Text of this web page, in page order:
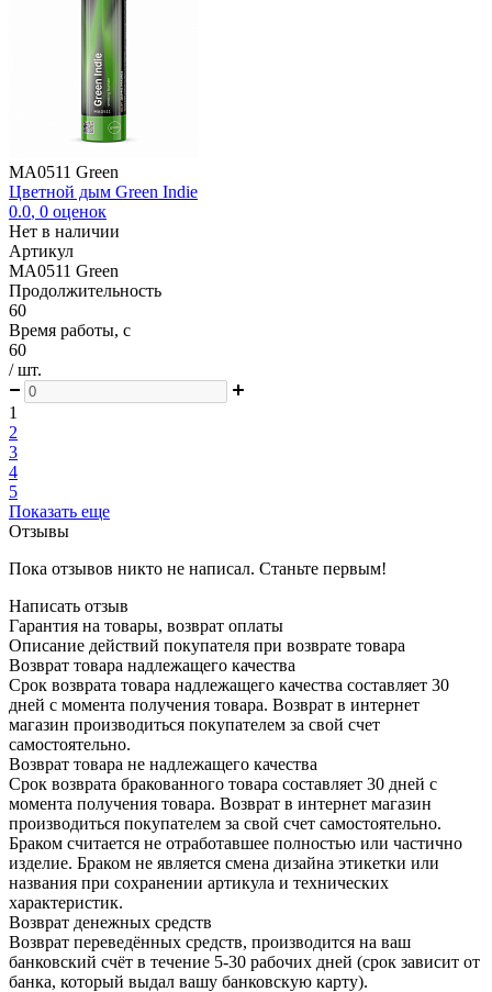
MA0511 Green
Цветной дым Green Indie
0.0, 0 оценок
Нет в наличии
Артикул
MA0511 Green
Продолжительность
60
Время работы, с
60
/ шт.
1
2
3
4
5
Показать еще
Отзывы
Пока отзывов никто не написал. Станьте первым!
Написать отзыв
Гарантия на товары, возврат оплаты
Описание действий покупателя при возврате товара
Возврат товара надлежащего качества
Срок возврата товара надлежащего качества составляет 30
дней с момента получения товара. Возврат в интернет
магазин производиться покупателем за свой счет
самостоятельно.
Возврат товара не надлежащего качества
Срок возврата бракованного товара составляет 30 дней с
момента получения товара. Возврат в интернет магазин
производиться покупателем за свой счет самостоятельно.
Браком считается не отработавшее полностью или частично
изделие. Браком не является смена дизайна этикетки или
названия при сохранении артикула и технических
характеристик.
Возврат денежных средств
Возврат переведённых средств, производится на ваш
банковский счёт в течение 5-30 рабочих дней (срок зависит от
банка, который выдал вашу банковскую карту).